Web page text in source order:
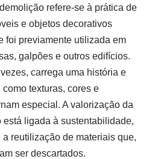
refere-se à prática de
e objetos decorativos
foi previamente utilizada em
galpões e outros edifícios.
carrega uma história e
texturas, cores e
especial. A valorização da
ligada à sustentabilidade,
reutilização de materiais que,
ser descartados.